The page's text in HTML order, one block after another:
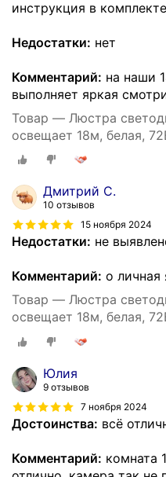
инструкция в комплекте
Недостатки: нет
Комментарий: на наши
выполняет яркая
Товар — Люстра
освещает 18м, белая,
Дмитрий С.
10 отзывов
15 ноября 2024
Недостатки: не
Комментарий: о личная
Товар — Люстра
освещает 18м, белая,
Юлия
9 отзывов
7 ноября 2024
Достоинства: всё
Комментарий: комната